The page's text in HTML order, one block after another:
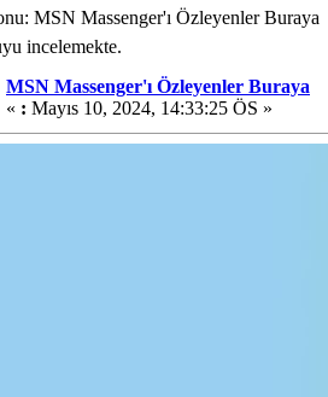
MSN Massenger'ı Özleyenler Buraya
incelemekte.
MSN Massenger'ı Özleyenler Buraya
« : Mayıs 10, 2024, 14:33:25 ÖS »